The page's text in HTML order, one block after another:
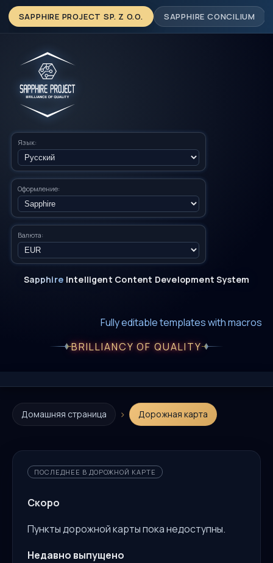
SAPPHIRE PROJECT SP. Z O.O. SAPPHIRE CONCILIUM
Язык:
Оформление:
Валюта:
Sapphire Intelligent Content Development System
Fully editable templates with macros
BRILLIANCY OF QUALITY
Домашняя страница › Дорожная карта
ПОСЛЕДНЕЕ В ДОРОЖНОЙ КАРТЕ
Скоро
Пункты дорожной карты пока недоступны.
Недавно выпущено